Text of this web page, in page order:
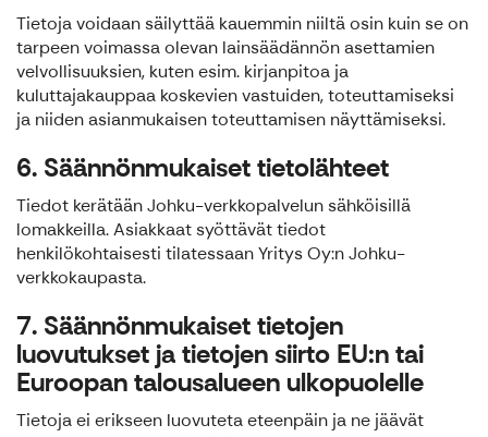
Tietoja voidaan säilyttää kauemmin niiltä osin kuin se on
tarpeen voimassa olevan lainsäädännön asettamien
velvollisuuksien, kuten esim. kirjanpitoa ja
kuluttajakauppaa koskevien vastuiden, toteuttamiseksi
ja niiden asianmukaisen toteuttamisen näyttämiseksi.
6. Säännönmukaiset tietolähteet
Tiedot kerätään Johku-verkkopalvelun sähköisillä
lomakkeilla. Asiakkaat syöttävät tiedot
henkilökohtaisesti tilatessaan Yritys Oy:n Johku-
verkkokaupasta.
7. Säännönmukaiset tietojen
luovutukset ja tietojen siirto EU:n tai
Euroopan talousalueen ulkopuolelle
Tietoja ei erikseen luovuteta eteenpäin ja ne jäävät